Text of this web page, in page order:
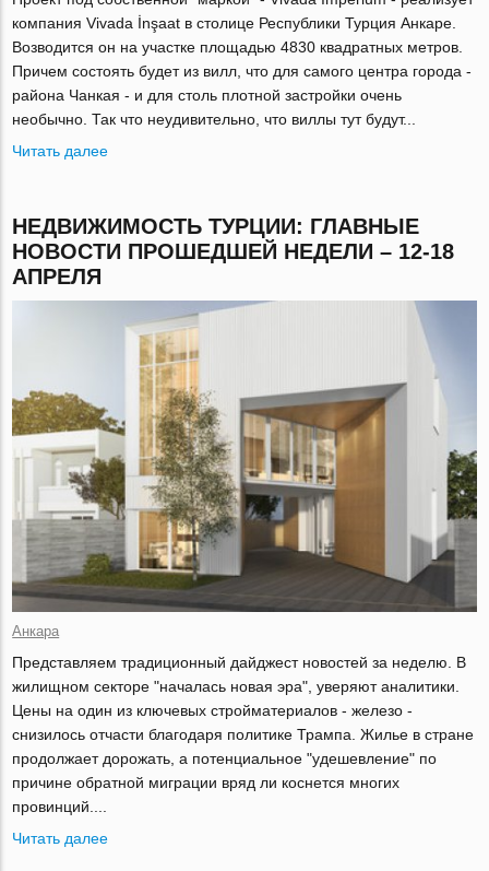
компания Vivada İnşaat в столице Республики Турция Анкаре.
Возводится он на участке площадью 4830 квадратных метров.
Причем состоять будет из вилл, что для самого центра города -
района Чанкая - и для столь плотной застройки очень
необычно. Так что неудивительно, что виллы тут будут...
Читать далее
НЕДВИЖИМОСТЬ ТУРЦИИ: ГЛАВНЫЕ
НОВОСТИ ПРОШЕДШЕЙ НЕДЕЛИ – 12-18
АПРЕЛЯ
Анкара
Представляем традиционный дайджест новостей за неделю. В
жилищном секторе "началась новая эра", уверяют аналитики.
Цены на один из ключевых стройматериалов - железо -
снизилось отчасти благодаря политике Трампа. Жилье в стране
продолжает дорожать, а потенциальное "удешевление" по
причине обратной миграции вряд ли коснется многих
провинций....
Читать далее